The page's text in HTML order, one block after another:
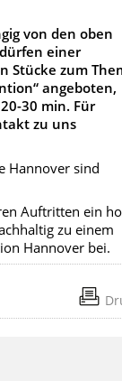
von den oben
einer
Stücke zum
angeboten,
30 min. Für
zu uns
Hannover sind
Auftritten ein
zu einem
Hannover bei.